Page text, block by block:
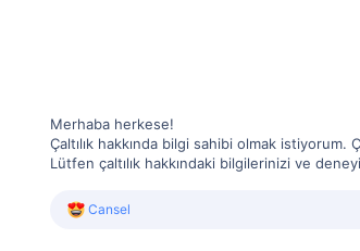
Merhaba herkese!
Çaltılık hakkında bilgi sahibi olmak istiyorum.
Lütfen çaltılık hakkındaki bilgilerinizi ve
R
Cansel